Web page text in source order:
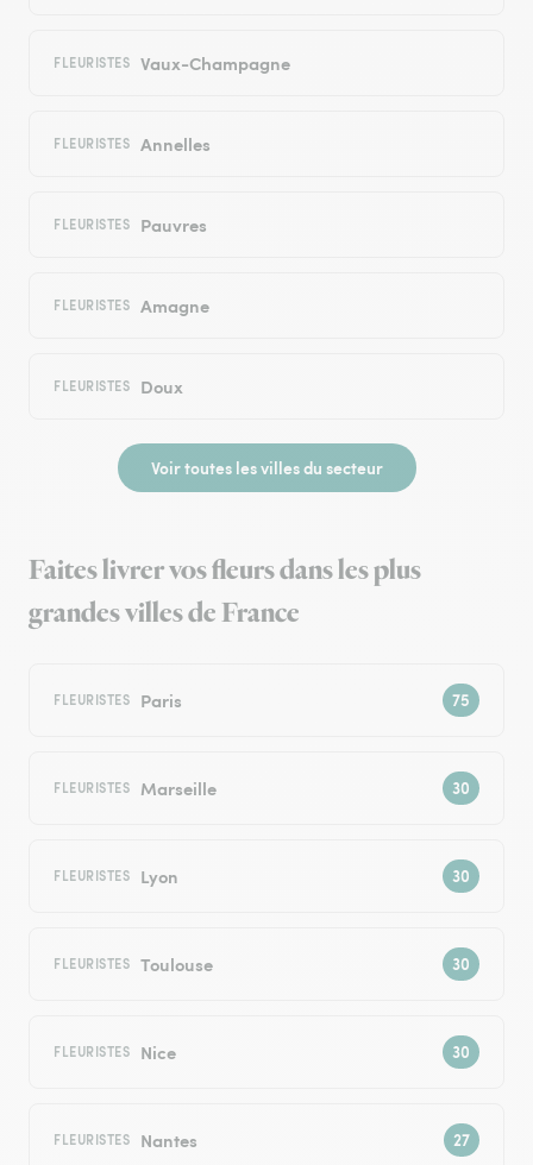
FLEURISTES Vaux-Champagne
FLEURISTES Annelles
FLEURISTES Pauvres
FLEURISTES Amagne
FLEURISTES Doux
Voir toutes les villes du secteur
Faites livrer vos fleurs dans les plus
grandes villes de France
FLEURISTES Paris
FLEURISTES Marseille
FLEURISTES Lyon
FLEURISTES Toulouse
FLEURISTES Nice
FLEURISTES Nantes